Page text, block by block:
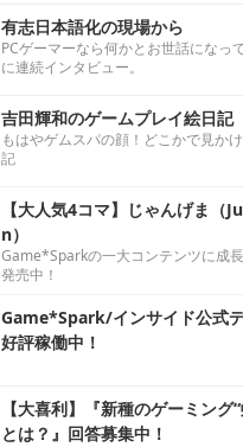
有志日本語化の現場から
PCゲーマーなら何かとお世話になっ
に連続インタビュー。
吉田輝和のゲームプレイ絵日記
もはやゲムスパの顔！どこかで見か
記
【大人気4コマ】じゃんげま
n）
Game*Sparkの一大コンテンツに成
発売中！
Game*Spark/インサイド公式
好評稼働中！
【大喜利】『新種のゲーミン
とは？』回答募集中！